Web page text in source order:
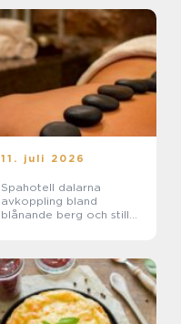
11. juli 2026
Spahotell dalarna
avkoppling bland
blånande berg och stilla